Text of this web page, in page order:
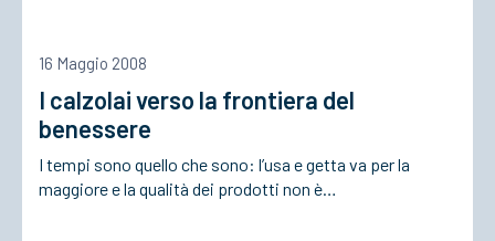
Cosa Facciamo
Associarsi
16 Maggio 2008
I calzolai verso la frontiera del
benessere
I tempi sono quello che sono: l’usa e getta va per la
maggiore e la qualità dei prodotti non è…